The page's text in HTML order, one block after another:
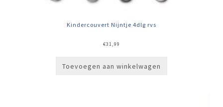
Kindercouvert Nijntje 4dlg rvs
€31,99
Toevoegen aan winkelwagen